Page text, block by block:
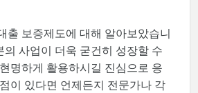
출 보증제도에 대해 알아보았습니
의 사업이 더욱 굳건히 성장할 수
명하게 활용하시길 진심으로 응
이 있다면 언제든지 전문가나 각